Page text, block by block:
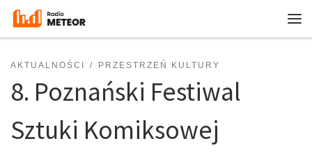
Przejdź do treści
AKTUALNOŚCI PRZESTRZEŃ KULTURY
8. Poznański Festiwal
Sztuki Komiksowej